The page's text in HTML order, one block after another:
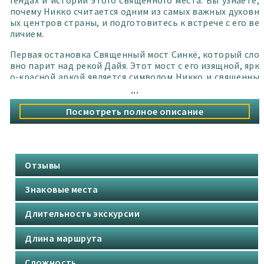
почему Никко считается одним из самых важных духовн
ых центров страны, и подготовитесь к встрече с его ве
личием.
Первая остановка Священный мост Синкё, который сло
вно парит над рекой Дайя. Этот мост с его изящной, ярк
о-красной аркой является символом Никко и священны
ь незабываемые фотографии и почувствовать атмосф
еру благоговения, которая царит здесь.
есто, где искусство и духовность слились в единое цел
ое.
Подробный осмотр включает:
Главные ворота Ёмэймон: Поразитесь их детализирова
нной резьбе и роскошной позолоте. Это не просто вор
ота, а целая галерея шедевров японского искусства.
Знаменитые символы: Узнайте историю «Спящей кошк
и» (Нэмури-нэко) и «Трех мудрых обезьян» (Мидзару, Ки
...
Посмотреть полное описание
Отзывы
Знаковые места
Длительность экскурсии
Длина маршрута